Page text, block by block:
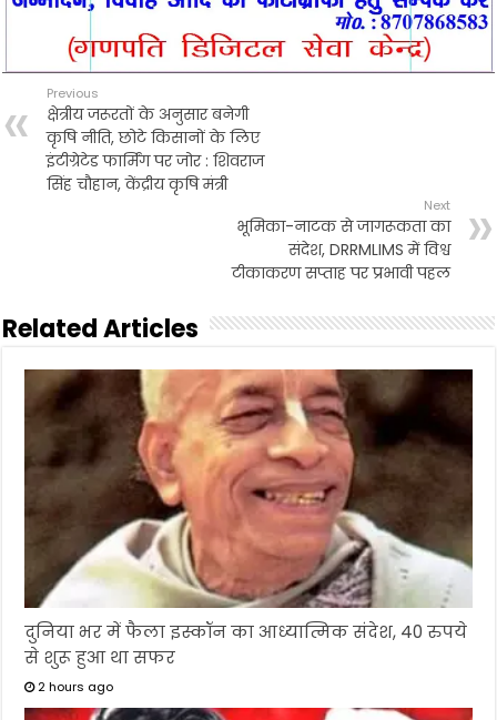
Previous
क्षेत्रीय जरूरतों के अनुसार बनेगी
कृषि नीति, छोटे किसानों के लिए
इंटीग्रेटेड फार्मिंग पर जोर : शिवराज
सिंह चौहान, केंद्रीय कृषि मंत्री
Next
भूमिका-नाटक से जागरूकता का
संदेश, DRRMLIMS में विश्व
टीकाकरण सप्ताह पर प्रभावी पहल
Related Articles
दुनिया भर में फैला इस्कॉन का आध्यात्मिक संदेश, 40 रुपये
से शुरू हुआ था सफर
2 hours ago